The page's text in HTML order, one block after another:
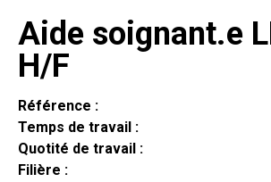
Aide soignant.e
H/F
Référence :
Temps de travail :
Quotité de travail :
Filière :